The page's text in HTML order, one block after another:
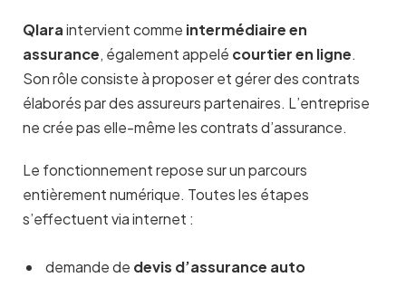
Qlaraintervient comme intermédiaire en
assurance, également appelé courtier en ligne.
Son rôle consiste à proposer et gérer des contrats
élaborés par des assureurs partenaires. L’entreprise
ne crée pas elle-même les contrats d’assurance.
Le fonctionnement repose sur un parcours
entièrement numérique. Toutes les étapes
s’effectuent via internet :
demande de devis d’assurance auto